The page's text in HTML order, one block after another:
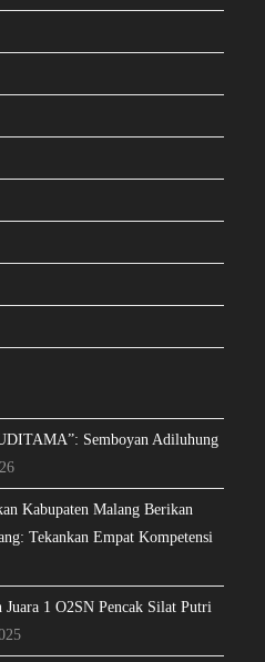
Semboyan Adiluhung
Kabupaten Malang Berikan
Tekankan Empat Kompetensi
1 O2SN Pencak Silat Putri